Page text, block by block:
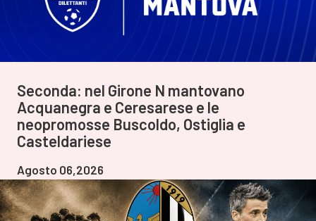
Seconda: nel Girone N mantovano
Acquanegra e Ceresarese e le
neopromosse Buscoldo, Ostiglia e
Casteldariese
Agosto 06,2026